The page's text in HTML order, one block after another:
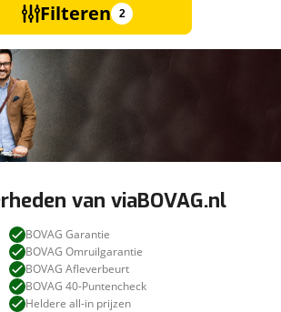
Filteren 2
van viaBOVAG.nl
BOVAG Garantie
BOVAG Omruilgarantie
BOVAG Afleverbeurt
BOVAG 40-Puntencheck
Heldere all-in prijzen